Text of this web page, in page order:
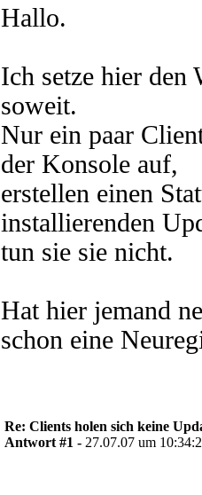
Hallo.
Ich setze hier den
soweit.
Nur ein paar
der Konsole auf,
erstellen einen
installierenden
tun sie sie nicht.
Hat hier jemand
schon eine
Re: Clients holen sich keine
Antwort #1 - 27.07.07 um